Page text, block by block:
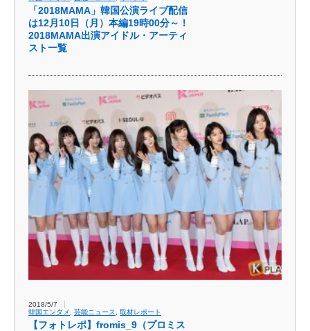
「2018MAMA」韓国公演ライブ配信
は12月10日（月）本編19時00分～！
2018MAMA出演アイドル・アーティ
スト一覧
2018/5/7
韓国エンタメ
芸能ニュース 取材レポート
【フォトレポ】fromis_9（プロミス